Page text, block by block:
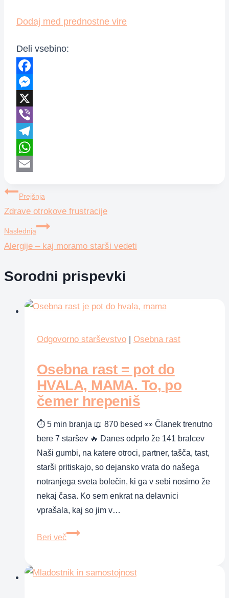
Dodaj med prednostne vire
Deli vsebino:
Facebook
Messenger
X
Viber
Telegram
WhatsApp
Navigacija
prispevka
Prejšnja
Zdrave otrokove frustracije
Naslednja
Alergije – kaj moramo starši vedeti
Sorodni prispevki
Odgovorno starševstvo Osebna rast
Osebna rast = pot do
HVALA, MAMA. To, po
čemer hrepeniš
⏱ 5 min branja 📖 870 besed 👀 Članek trenutno
bere 7 staršev 🔥 Danes odprlo že 141 bralcev
Naši gumbi, na katere otroci, partner, tašča, tast,
starši pritiskajo, so dejansko vrata do našega
notranjega sveta bolečin, ki ga v sebi nosimo že
nekaj časa. Ko sem enkrat na delavnici
vprašala, kaj so jim v…
Beri več
Osebna
pot